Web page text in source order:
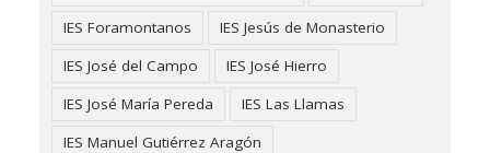
IES Foramontanos
IES Jesús de Monasterio
IES José del Campo
IES José Hierro
IES José María Pereda
IES Las Llamas
IES Manuel Gutiérrez Aragón